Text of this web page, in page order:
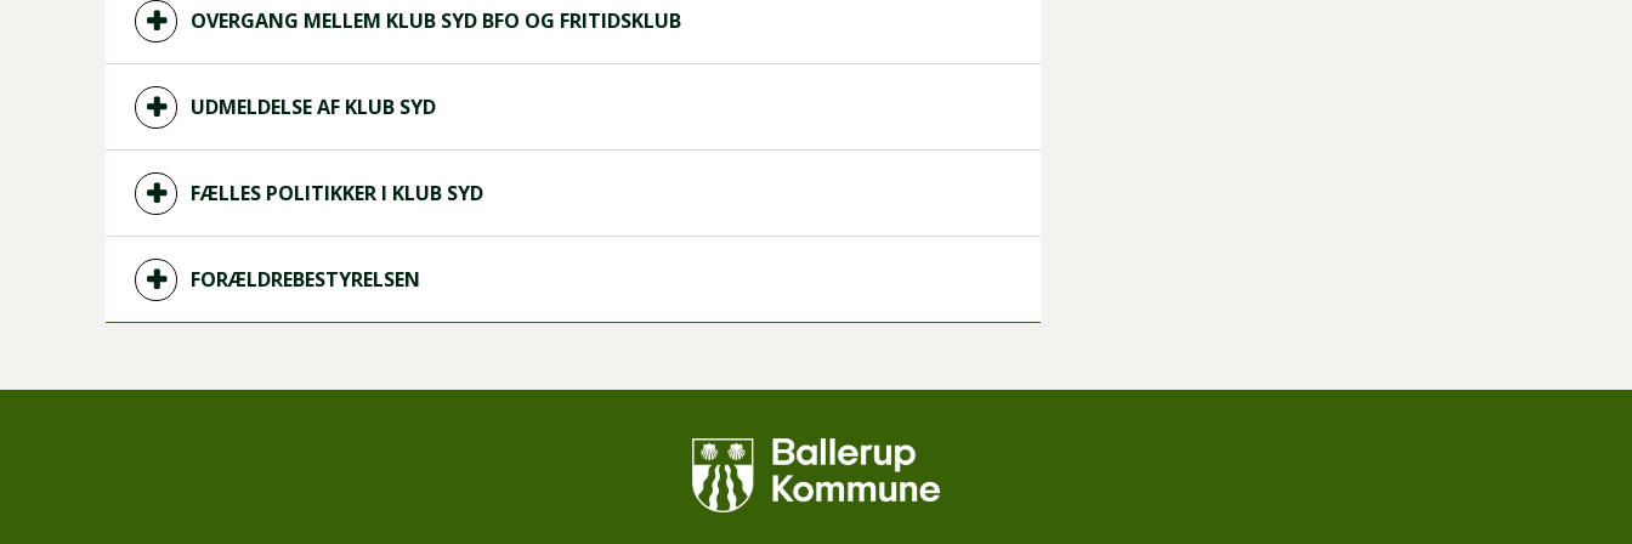
OVERGANG MELLEM KLUB SYD BFO OG FRITIDSKLUB
UDMELDELSE AF KLUB SYD
FÆLLES POLITIKKER I KLUB SYD
FORÆLDREBESTYRELSEN